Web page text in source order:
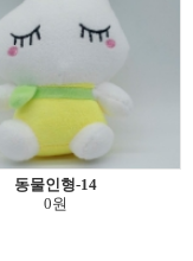
동물인형-14
0원